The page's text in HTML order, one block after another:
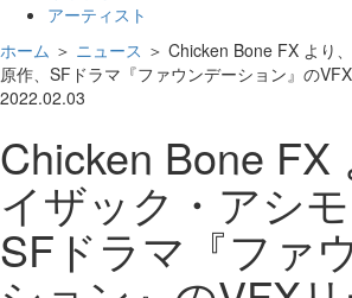
アーティスト
ホーム ＞ ニュース ＞ Chicken Bone FX より
原作、SFドラマ『ファウンデーション』の
2022.02.03
Chicken Bone FX
イザック・アシモ
SFドラマ『ファ